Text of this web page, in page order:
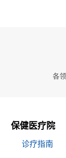
各
保健医疗院
诊疗指南